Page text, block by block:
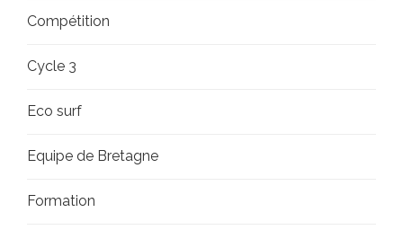
Compétition
Cycle 3
Eco surf
Equipe de Bretagne
Formation